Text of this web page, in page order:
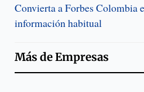
Convierta a Forbes Colombia
información habitual
Más deEmpresas